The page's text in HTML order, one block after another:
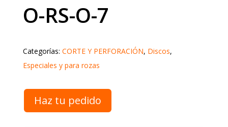
O-RS-O-7
Categorías: CORTE Y PERFORACIÓN, Discos,
Especiales y para rozas
Haz tu pedido